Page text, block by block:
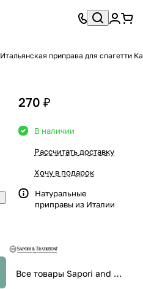
Итальянская приправа для спагетти
270 ₽
В наличии
Рассчитать доставку
Хочу в подарок
Натуральные
приправы из Италии
Все товары Sapori and Tradizioni